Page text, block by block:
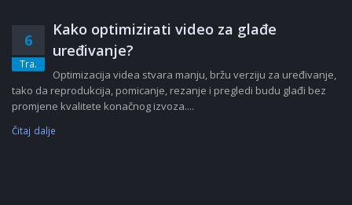
6
Tra.
Kako optimizirati video za glađe
uređivanje?
Optimizacija videa stvara manju, bržu verziju za uređivanje,
tako da reprodukcija, pomicanje, rezanje i pregledi budu glađi bez
promjene kvalitete konačnog izvoza....
Čitaj dalje